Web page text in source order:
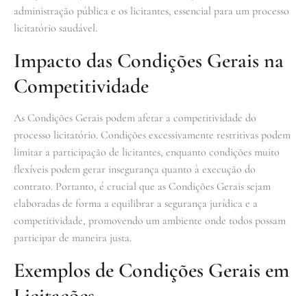
administração pública e os licitantes, essencial para um processo
licitatório saudável.
Impacto das Condições Gerais na
Competitividade
As Condições Gerais podem afetar a competitividade do
processo licitatório. Condições excessivamente restritivas podem
limitar a participação de licitantes, enquanto condições muito
flexíveis podem gerar insegurança quanto à execução do
contrato. Portanto, é crucial que as Condições Gerais sejam
elaboradas de forma a equilibrar a segurança jurídica e a
competitividade, promovendo um ambiente onde todos possam
participar de maneira justa.
Exemplos de Condições Gerais em